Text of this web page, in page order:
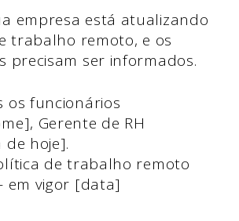
empresa está atualizando
trabalho remoto, e os
precisam ser informados.
os funcionários
Gerente de RH
de hoje].
de trabalho remoto
em vigor [data]